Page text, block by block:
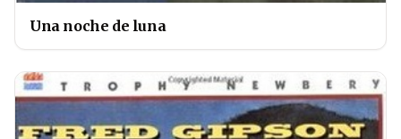
Una noche de luna